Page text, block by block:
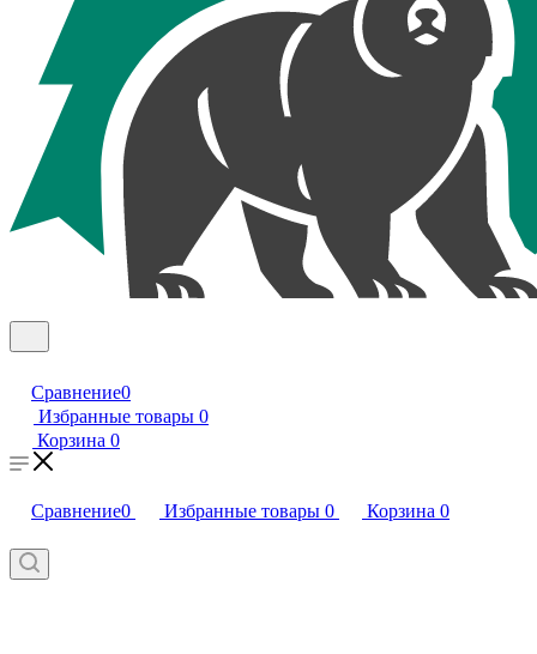
Сравнение0
Избранные товары 0
Корзина 0
Сравнение0 Избранные товары 0 Корзина 0